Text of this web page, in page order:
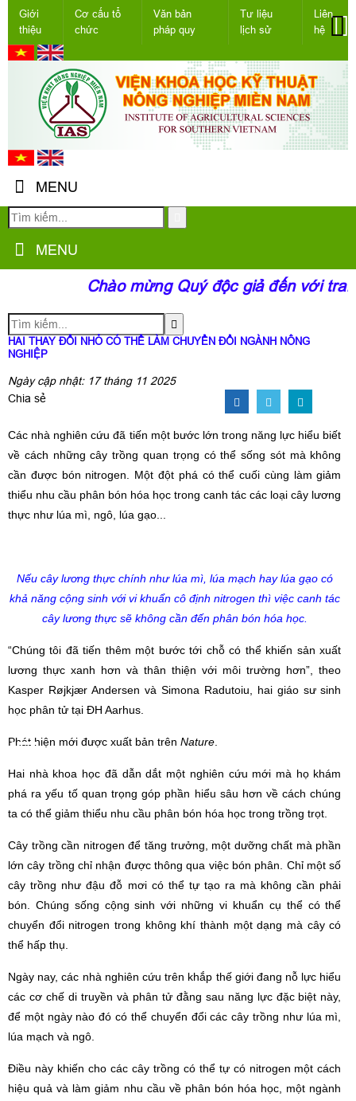
Giới
thiệu
Cơ cấu tổ
chức
Văn bản
pháp quy
Tư liệu
lịch sử
Liên
hệ
MENU
MENU
Chào mừng Quý độc giả đến với
HAI THAY ĐỔI NHỎ CÓ THỂ LÀM CHUYỂN ĐỔI NGÀNH NÔNG
NGHIỆP
Ngày cập nhật: 17 tháng 11 2025
Chia sẻ
Các nhà nghiên cứu đã tiến một bước lớn trong năng lực hiểu biết
về cách những cây trồng quan trọng có thể sống sót mà không
cần được bón nitrogen. Một đột phá có thể cuối cùng làm giảm
thiểu nhu cầu phân bón hóa học trong canh tác các loại cây lương
thực như lúa mì, ngô, lúa gạo...
Nếu cây lương thực chính như lúa mì, lúa mạch hay lúa gạo có
khả năng cộng sinh với vi khuẩn cô định nitrogen thì việc canh tác
cây lương thực sẽ không cần đến phân bón hóa học.
“Chúng tôi đã tiến thêm một bước tới chỗ có thể khiến sản xuất
lương thực xanh hơn và thân thiện với môi trường hơn”, theo
Kasper Røjkjær Andersen và Simona Radutoiu, hai giáo sư sinh
học phân tử tại ĐH Aarhus.
Phát hiện mới được xuất bản trên Nature
Hai nhà khoa học đã dẫn dắt một nghiên cứu mới mà họ khám
phá ra yếu tố quan trọng góp phần hiểu sâu hơn về cách chúng
ta có thể giảm thiểu nhu cầu phân bón hóa học trong trồng trọt.
Cây trồng cần nitrogen để tăng trưởng, một dưỡng chất mà phần
lớn cây trồng chỉ nhận được thông qua việc bón phân. Chỉ một số
cây trồng như đậu đỗ mơi có thể tự tạo ra mà không cần phải
bón. Chúng sống cộng sinh với những vi khuẩn cụ thể có thể
chuyển đổi nitrogen trong không khí thành một dạng mà cây có
thể hấp thụ.
Ngày nay, các nhà nghiên cứu trên khắp thế giới đang nỗ lực hiểu
các cơ chế di truyền và phân tử đằng sau năng lực đặc biệt này,
để một ngày nào đó có thể chuyển đổi các cây trồng như lúa mì,
lúa mạch và ngô.
Điều này khiến cho các cây trồng có thể tự có nitrogen một cách
hiệu quả và làm giảm nhu cầu về phân bón hóa học, một ngành